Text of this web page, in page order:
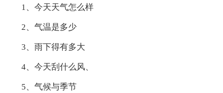
1、今天天气怎么样
2、气温是多少
3、雨下得有多大
4、今天刮什么风、
5、气候与季节